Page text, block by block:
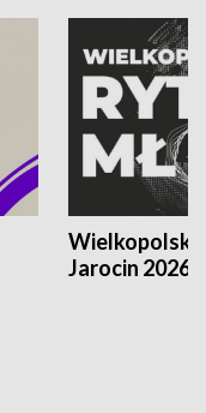
Jarocin 2026